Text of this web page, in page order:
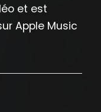
et est
Apple Music